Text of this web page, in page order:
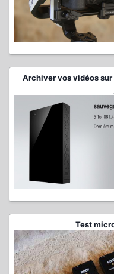
Archiver vos vidéos sur
Test